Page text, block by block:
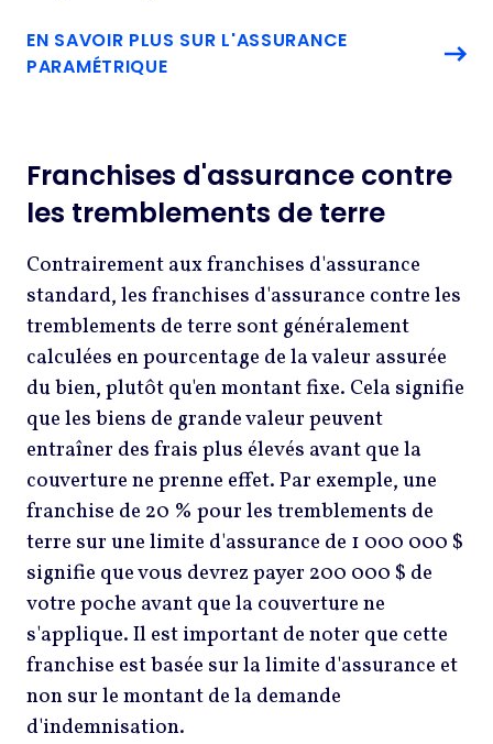
EN SAVOIR PLUS SUR L'ASSURANCE
PARAMÉTRIQUE
Franchises d'assurance contre
les tremblements de terre
Contrairement aux franchises d'assurance
standard, les franchises d'assurance contre les
tremblements de terre sont généralement
calculées en pourcentage de la valeur assurée
du bien, plutôt qu'en montant fixe. Cela signifie
que les biens de grande valeur peuvent
entraîner des frais plus élevés avant que la
couverture ne prenne effet. Par exemple, une
franchise de 20 % pour les tremblements de
terre sur une limite d'assurance de 1 000 000 $
signifie que vous devrez payer 200 000 $ de
votre poche avant que la couverture ne
s'applique. Il est important de noter que cette
franchise est basée sur la limite d'assurance et
non sur le montant de la demande
d'indemnisation.